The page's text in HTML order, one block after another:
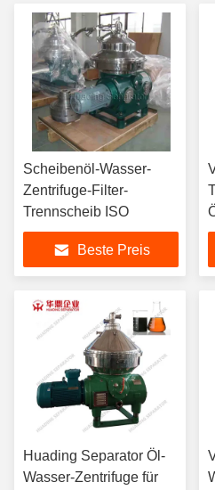
Scheibenöl-Wasser-
Zentrifuge-Filter-
Trennscheib ISO
Beste Preis
Huading Separator Öl-
Wasser-Zentrifuge für